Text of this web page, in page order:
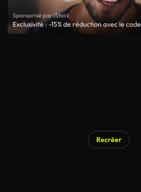
Sponsorisé par iStock
Exclusivité : -15% de réduction avec le code
Recréer